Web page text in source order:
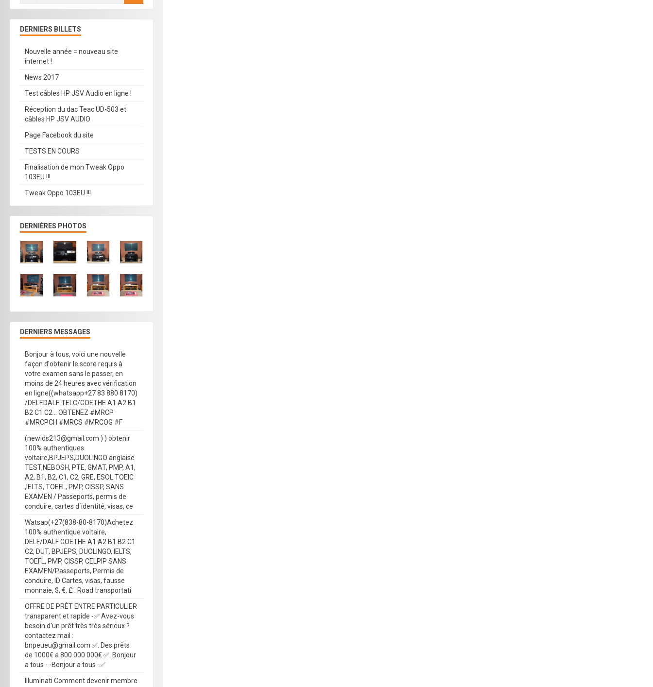
DERNIERS BILLETS
Nouvelle année = nouveau site
internet !
News 2017
Test câbles HP JSV Audio en ligne !
Réception du dac Teac UD-503 et
câbles HP JSV AUDIO
Page Facebook du site
TESTS EN COURS
Finalisation de mon Tweak Oppo
103EU !!!
Tweak Oppo 103EU !!!
DERNIÈRES PHOTOS
DERNIERS MESSAGES
Bonjour à tous, voici une nouvelle
façon d'obtenir le score requis à
votre examen sans le passer, en
moins de 24 heures avec vérification
en ligne((whatsapp+27 83 880 8170)
/DELF.DALF. TELC/GOETHE A1 A2 B1
B2 C1 C2 .. OBTENEZ #MRCP
#MRCPCH #MRCS #MRCOG #F
(newids213@gmail.com ) ) obtenir
100% authentiques
voltaire,BPJEPS,DUOLINGO anglaise
TEST,NEBOSH, PTE, GMAT, PMP, A1,
A2, B1, B2, C1, C2, GRE, ESOL TOEIC
,IELTS, TOEFL, PMP, CISSP, SANS
EXAMEN / Passeports, permis de
conduire, cartes d´identité, visas, ce
Watsap(+27(838-80-8170)Achetez
100% authentique voltaire,
DELF/DALF GOETHE A1 A2 B1 B2 C1
C2, DUT, BPJEPS, DUOLINGO, IELTS,
TOEFL, PMP, CISSP, CELPIP SANS
EXAMEN/Passeports, Permis de
conduire, ID Cartes, visas, fausse
monnaie, $, €, £ : Road transportati
OFFRE DE PRÊT ENTRE PARTICULIER
transparent et rapide -✅ Avez-vous
besoin d'un prêt très très sérieux ?
contactez mail :
bnpeueu@gmail.com ✅. Des prêts
de 1000€ a 800 000 000€ ✅. Bonjour
a tous - -Bonjour a tous -✅
Illuminati Comment devenir membre